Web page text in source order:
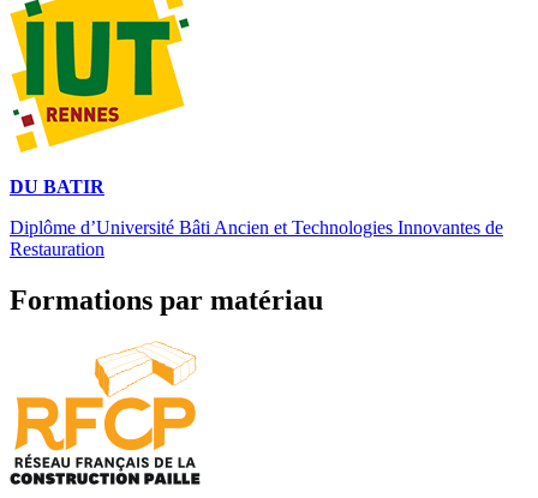
DU BATIR
Diplôme d’Université Bâti Ancien et Technologies Innovantes de
Restauration
Formations par matériau